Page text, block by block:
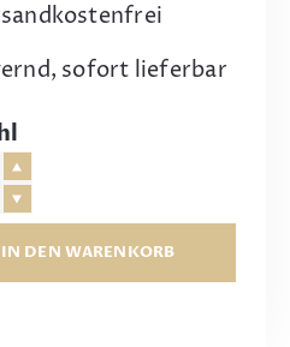
sofort lieferbar
IN DEN WARENKORB